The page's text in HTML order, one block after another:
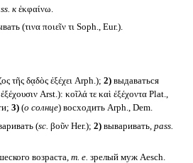
кἐκφαίνω.
(τινα ποιεῖν τι Soph., Eur.).
τῆς δᾳδὸς ἐξέχει Arph.); 2)выдаваться
Arst.): κοῖλά τε καὶ ἐξέχοντα Plat.,
3)(о солнце) восходить Arph., Dem.
(sc. βοῦν Her.); 2)вываривать, pass.
возраста, т. е. зрелый муж Aesch.